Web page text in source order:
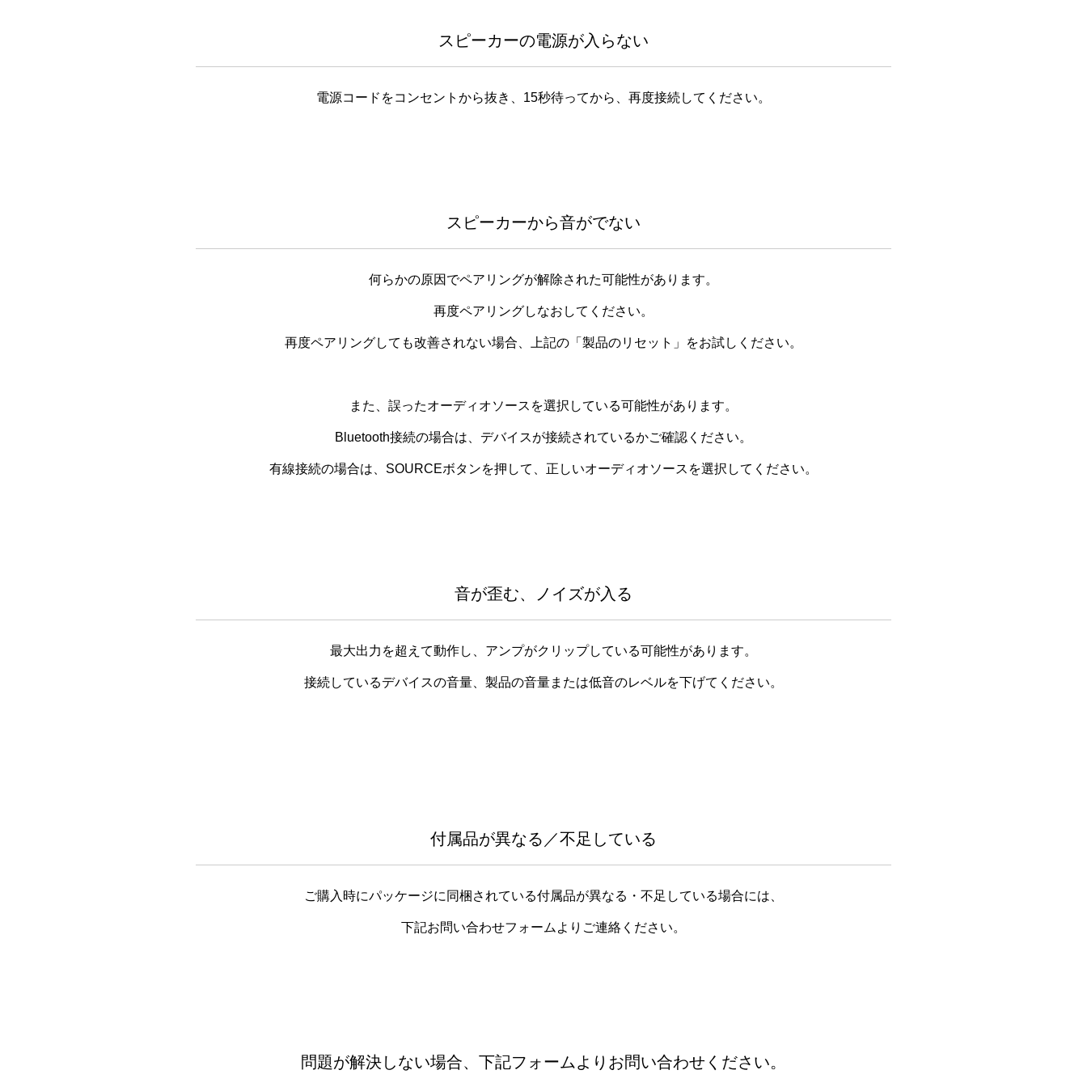
スピーカーの電源が入らない
電源コードをコンセントから抜き、15秒待ってから、再度接続してください。
スピーカーから音がでない
何らかの原因でペアリングが解除された可能性があります。
再度ペアリングしなおしてください。
再度ペアリングしても改善されない場合、上記の「製品のリセット」をお試しください。
また、誤ったオーディオソースを選択している可能性があります。
Bluetooth接続の場合は、デバイスが接続されているかご確認ください。
有線接続の場合は、SOURCEボタンを押して、正しいオーディオソースを選択してください。
音が歪む、ノイズが入る
最大出力を超えて動作し、アンプがクリップしている可能性があります。
接続しているデバイスの音量、製品の音量または低音のレベルを下げてください。
付属品が異なる／不足している
ご購入時にパッケージに同梱されている付属品が異なる・不足している場合には、
下記お問い合わせフォームよりご連絡ください。
問題が解決しない場合、下記フォームよりお問い合わせください。